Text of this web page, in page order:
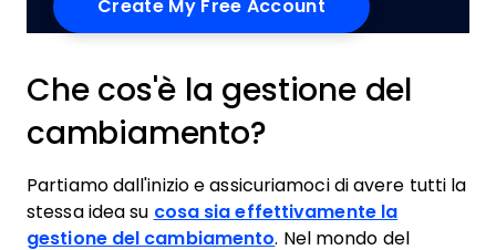
Che cos'è la gestione del
cambiamento?
Partiamo dall'inizio e assicuriamoci di avere tutti la
stessa idea su cosa sia effettivamente la
gestione del cambiamento. Nel mondo del